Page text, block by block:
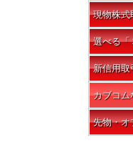
現物株式
選べる「
新信用取
カブコム
先物・オ